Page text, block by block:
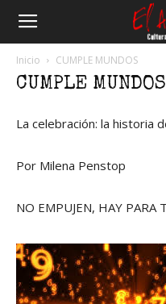
Inicio CUMPLE MUNDOS
CUMPLE MUNDOS
La celebración: la historia
Por Milena Penstop
NO EMPUJEN, HAY PARA